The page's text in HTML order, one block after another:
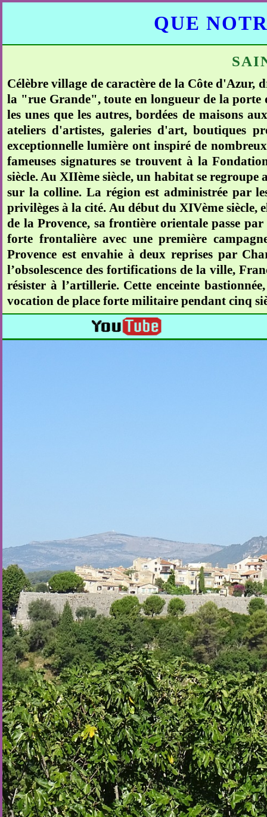
QUE
Célèbre village de caractère de la Côte d'Azur,
la "rue Grande", toute en longueur de la porte
les unes que les autres, bordées de maisons
ateliers d'artistes, galeries d'art, boutiques
exceptionnelle lumière ont inspiré de
fameuses signatures se trouvent à la
siècle. Au XIIème siècle, un habitat se
sur la colline. La région est administrée par
privilèges à la cité. Au début du XIVème siècle,
de la Provence, sa frontière orientale passe
forte frontalière avec une première
Provence est envahie à deux reprises par
l’obsolescence des fortifications de la ville,
résister à l’artillerie. Cette enceinte
vocation de place forte militaire pendant cinq